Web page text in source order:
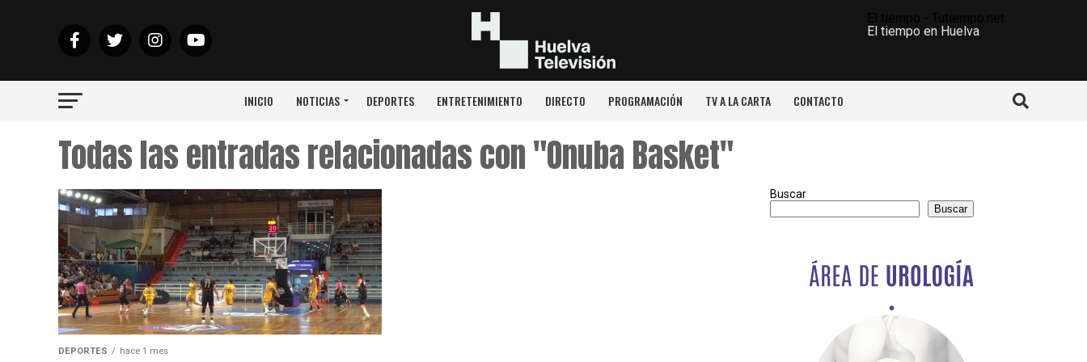
El tiempo en Huelva
INICIO NOTICIAS DEPORTES ENTRETENIMIENTO DIRECTO PROGRAMACIÓN TV A LA CARTA CONTACTO
Todas las entradas relacionadas con "Onuba Basket"
DEPORTES hace 1 mes
Buscar
Buscar